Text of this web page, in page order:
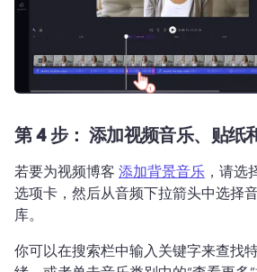
第 4 步： 添加视频音乐、贴纸
若要为视频博客 添加背景音乐 ，请选
选项卡，然后从音频下拉箭头中选择
库。
你可以在搜索栏中输入关键字来查找